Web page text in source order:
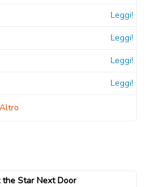
Leggi!
Leggi!
Leggi!
Leggi!
Altro
the Star Next Door